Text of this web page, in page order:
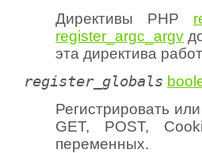
Директивы PHP
register_argc_argv
эта директива
register_globals
Регистрировать
GET, POST,
переменных.